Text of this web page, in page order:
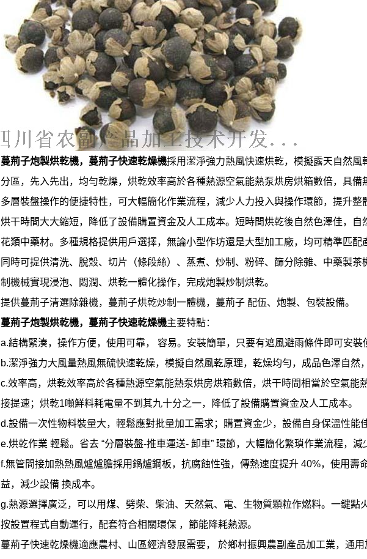
蔓荊子炮製烘乾機，蔓荊子快速乾燥機採用潔淨強力熱風快速烘乾， 模擬露天自然風
分區，先入先出，均勻乾燥，烘乾效率高於各種熱源空氣能熱泵烘房烘箱數倍，具
多層裝盤操作的便捷特性，可大幅簡化作業流程，減少人力投入與操作環節，提升整
烘干時間大大縮短，降低了設備購置資金及人工成本。短時間烘乾後自然色澤佳，自
花類中藥材。多種規格提供用戶選擇，無論小型作坊還是大型加工廠，均可精準匹配
同時可提供清洗、脫殼、切片（條段絲）、蒸煮、炒制、粉碎、篩分除雜、中藥製
制機械實現浸泡、悶潤、烘乾一體化操作，完成炮製炒制烘乾。
提供蔓荊子清選除雜機，蔓荊子烘乾炒制一體機，蔓荊子 配伍、炮製、包裝設備。
蔓荊子炮製烘乾機，蔓荊子快速乾燥機主要特點：
a.結構緊湊，操作方便，使用可靠， 容易。安裝簡單，只要有遮風避雨條件即可安裝
b.潔淨強力大風量熱風無硫快速乾燥，模擬自然風乾原理，乾燥均勻，成品色澤自然
c.效率高，烘乾效率高於各種熱源空氣能熱泵烘房烘箱數倍，烘干時間相當於空氣能
接提速；烘乾1噸鮮料耗電量不到其九十分之一，降低了設備購置資金及人工成本。
d.設備一次性物料裝量大，輕鬆應對批量加工需求；購置資金少，設備自身保溫性能
e.烘乾作業 輕鬆。省去 “分層裝盤-推車運送- 卸車” 環節，大幅簡化繁瑣作業流程，
f.無管間接加熱熱風爐爐膽採用鍋爐鋼板，抗腐蝕性強，傳熱速度提升 40%，使用壽
益，減少設備 換成本。
g.熱源選擇廣泛，可以用煤、劈柴、柴油、天然氣、電、生物質顆粒作燃料。一鍵點
按設置程式自動運行，配套符合相關環保 ，節能降耗熱源。
蔓荊子快速乾燥機適應農村、山區經濟發展需要， 於鄉村振興農副產品加工業，通